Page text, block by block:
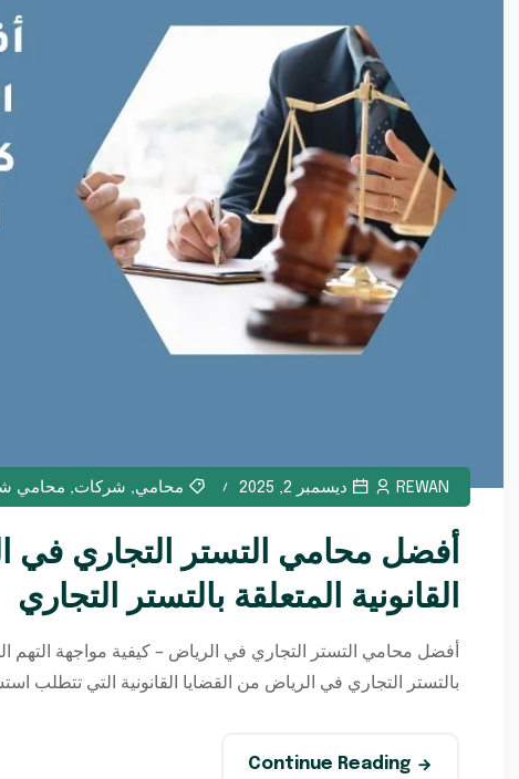
REWAN ديسمبر 2, 2025 محامي, شركات, محامي
أفضل محامي التستر التجاري في
القانونية المتعلقة بالتستر التجاري
أفضل محامي التستر التجاري في الرياض – كيفية مواجهة التهم
بالتستر التجاري في الرياض من القضايا القانونية التي تتطلب
Continue Reading